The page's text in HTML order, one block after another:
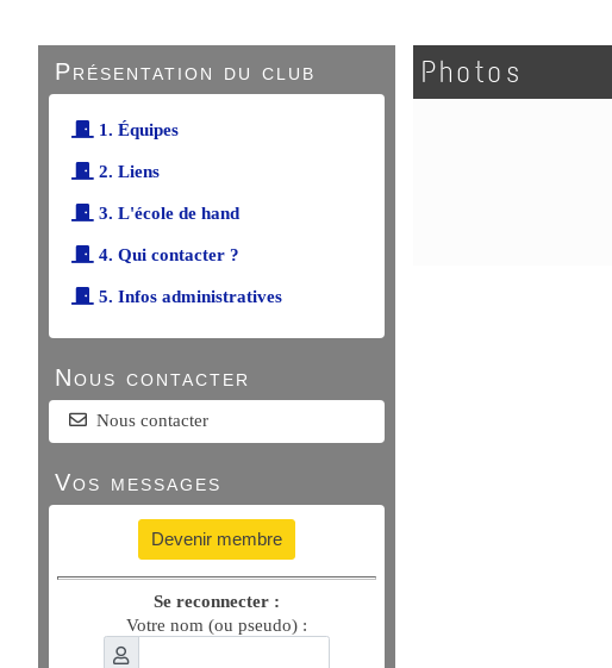
Présentation du club
1. Équipes
2. Liens
3. L'école de hand
4. Qui contacter ?
5. Infos administratives
Nous contacter
Nous contacter
Vos messages
Devenir membre
Se reconnecter :
Votre nom (ou pseudo) :
Photos